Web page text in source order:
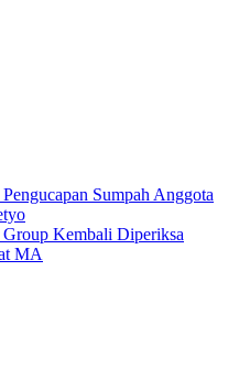
Sumpah Anggota
Kembali Diperiksa
MA